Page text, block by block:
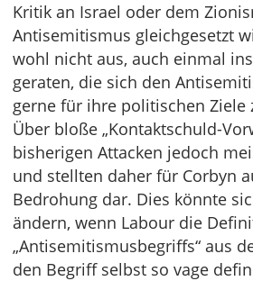
Kritik an Israel oder dem
Antisemitismus gleichgesetzt
wohl nicht aus, auch einmal
geraten, die sich den
gerne für ihre politischen Ziele
Über bloße „Kontaktschuld-
bisherigen Attacken jedoch
und stellten daher für Corbyn
Bedrohung dar. Dies könnte
ändern, wenn Labour die
„Antisemitismusbegriffs“ aus
den Begriff selbst so vage